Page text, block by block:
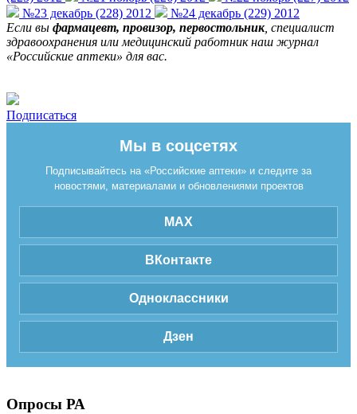
№23 декабрь (228) 2012
№24 декабрь (229) 2012
Если вы фармацевт, провизор, первостольник, специалист
здравоохранения или медицинский работник наш журнал
«Российские аптеки» для вас.
Подписаться
Мы в соцсетях
Подписывайтесь на «Российские аптеки» и следите за
новостями, материалами и обновлениями проектов
MAX
ВКонтакте
Одноклассники
Дзен
Опросы РА